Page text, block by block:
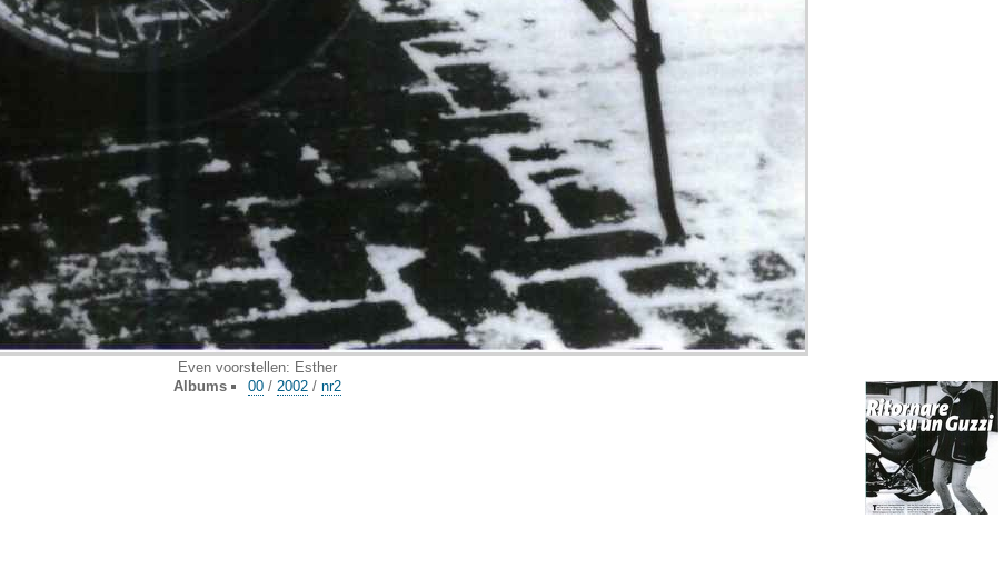
Even voorstellen: Esther
Albums
00/ 2002/ nr2